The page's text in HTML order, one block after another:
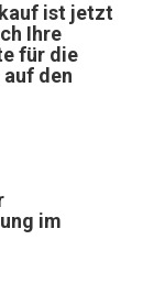
ist jetzt
Ihre
für die
den
im